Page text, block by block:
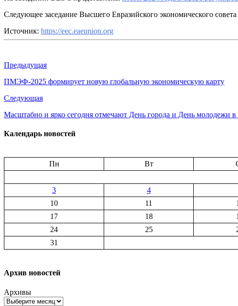
Следующее заседание Высшего Евразийского экономического
Источник: https://eec.eaeunion.org
Предыдущая
ПМЭФ-2025 формирует новую глобальную экономическую карту
Следующая
Масштабно и ярко сегодня отмечают День города и День молодежи в
Календарь новостей
Пн
Вт
3
4
10
11
17
18
24
25
31
Архив новостей
Архивы